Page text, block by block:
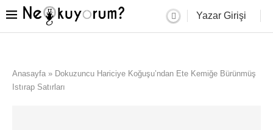
Yazar Girişi
Anasayfa » Dokuzuncu Hariciye Koğuşu’ndan Ete Kemiğe Bürünmüş
Istırap Satırları